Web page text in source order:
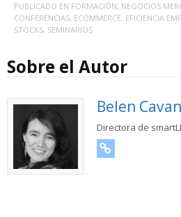
PUBLICADO EN FORMACIÓN, NEGOCIOS
CONFERENCIAS, ECOMMERCE, EFICIENCIA
STOCKS, SEMINARIOS
Sobre el Autor
Belen
Directora de